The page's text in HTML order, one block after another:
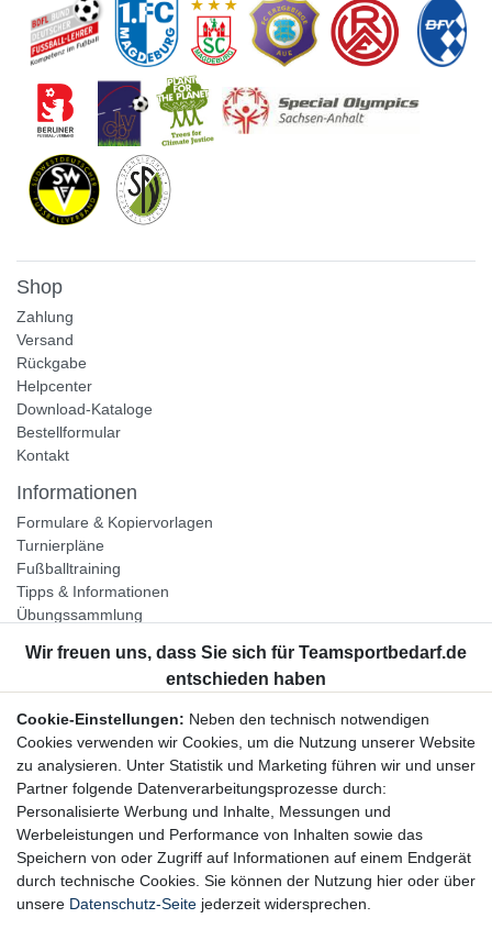
Shop
Zahlung
Versand
Rückgabe
Helpcenter
Download-Kataloge
Bestellformular
Kontakt
Informationen
Formulare & Kopiervorlagen
Turnierpläne
Fußballtraining
Tipps & Informationen
Übungssammlung
Unternehmen
Widerrufsrecht
Bestellung widerrufen
Datenschutzerklärung
AGB
Impressum
Newsletter
Cookie-Einstellungen: Neben den technisch notwendigen
Cookies verwenden wir Cookies, um die Nutzung unserer Website
zu analysieren. Unter Statistik und Marketing führen wir und unser
Partner folgende Datenverarbeitungsprozesse durch:
Personalisierte Werbung und Inhalte, Messungen und
Werbeleistungen und Performance von Inhalten sowie das
Speichern von oder Zugriff auf Informationen auf einem Endgerät
durch technische Cookies. Sie können der Nutzung hier oder über
unsere Datenschutz-Seite jederzeit widersprechen.